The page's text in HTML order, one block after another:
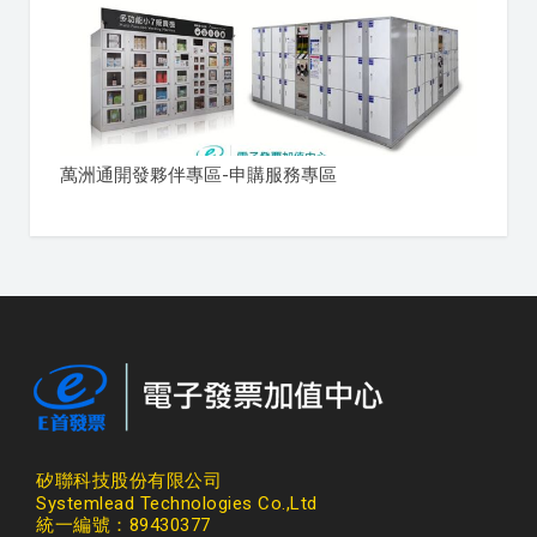
萬洲通開發夥伴專區-申購服務專區
矽聯科技股份有限公司
Systemlead Technologies Co.,Ltd
統一編號：89430377